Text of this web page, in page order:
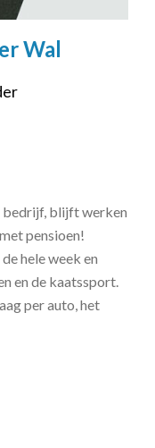
Wal
bedrijf, blijft werken
pensioen!
hele week en
en de kaatssport.
per auto, het